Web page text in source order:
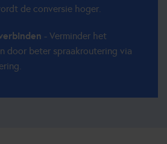
de conversie hoger.
- Verminder het
door beter spraakroutering via